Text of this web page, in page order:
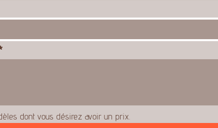
dont vous désirez avoir un prix.